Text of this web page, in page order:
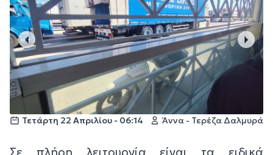
Τετάρτη 22 Απριλίου - 06:14 Άννα - Τερέζα Δαλμυρά